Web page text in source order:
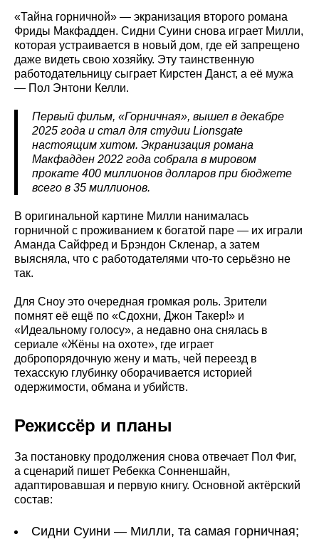
«Тайна горничной» — экранизация второго романа
Фриды Макфадден. Сидни Суини снова играет Милли,
которая устраивается в новый дом, где ей запрещено
даже видеть свою хозяйку. Эту таинственную
работодательницу сыграет Кирстен Данст, а её мужа
— Пол Энтони Келли.
Первый фильм, «Горничная», вышел в декабре
2025 года и стал для студии Lionsgate
настоящим хитом. Экранизация романа
Макфадден 2022 года собрала в мировом
прокате 400 миллионов долларов при бюджете
всего в 35 миллионов.
В оригинальной картине Милли нанималась
горничной с проживанием к богатой паре — их играли
Аманда Сайфред и Брэндон Скленар, а затем
выясняла, что с работодателями что-то серьёзно не
так.
Для Сноу это очередная громкая роль. Зрители
помнят её ещё по «Сдохни, Джон Такер!» и
«Идеальному голосу», а недавно она снялась в
сериале «Жёны на охоте», где играет
добропорядочную жену и мать, чей переезд в
техасскую глубинку оборачивается историей
одержимости, обмана и убийств.
Режиссёр и планы
За постановку продолжения снова отвечает Пол Фиг,
а сценарий пишет Ребекка Сонненшайн,
адаптировавшая и первую книгу. Основной актёрский
состав:
Сидни Суини — Милли, та самая горничная;